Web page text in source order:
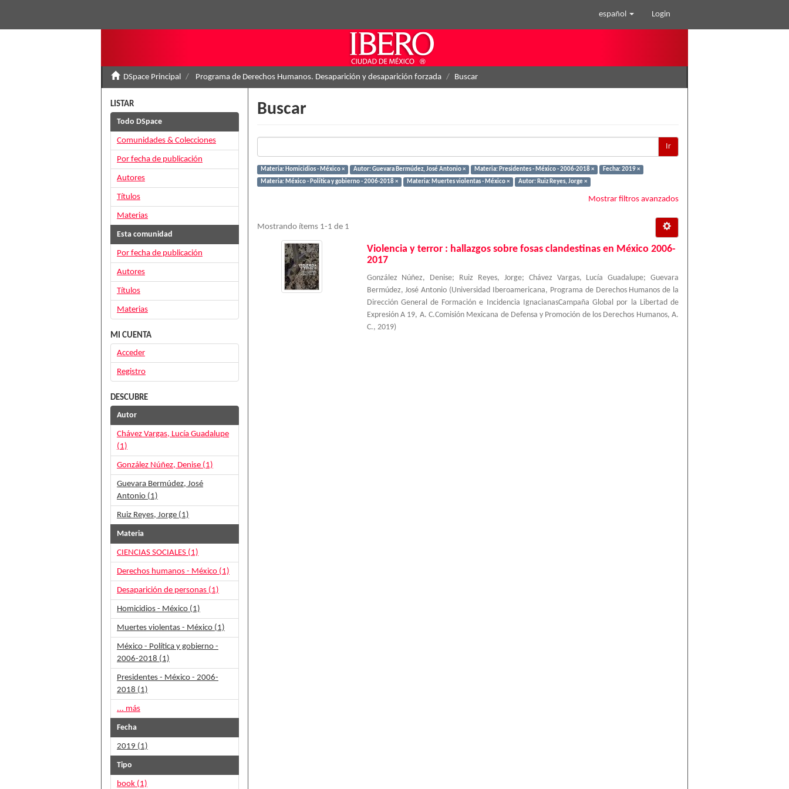
español Login
DSpace Principal Programa de Derechos Humanos. Desaparición y desaparición forzada Buscar
Buscar
Ir
Materia: Homicidios - México × Autor: Guevara Bermúdez, José Antonio × Materia: Presidentes - México - 2006-2018 ×
Fecha: 2019 ×
Materia: México - Política y gobierno - 2006-2018 ×
Materia: Muertes violentas - México × Autor: Ruiz Reyes, Jorge ×
Mostrar filtros avanzados
Mostrando ítems 1-1 de 1
Violencia y terror : hallazgos sobre fosas clandestinas en México 2006-
2017
González Núñez, Denise; Ruiz Reyes, Jorge; Chávez Vargas, Lucía Guadalupe;Guevara
Bermúdez, José Antonio (Universidad Iberoamericana, Programa de Derechos Humanos de la
Dirección General de Formación e Incidencia IgnacianasCampaña Global por la Libertad de
Expresión A 19, A. C.Comisión Mexicana de Defensa y Promoción de los Derechos Humanos, A.
C., 2019)
LISTAR
Todo DSpace
Comunidades & Colecciones
Por fecha de publicación
Autores
Títulos
Materias
Esta comunidad
Por fecha de publicación
Autores
Títulos
Materias
MI CUENTA
Acceder
Registro
DESCUBRE
Autor
Chávez Vargas, Lucía Guadalupe
(1)
González Núñez, Denise (1)
Guevara Bermúdez, José
Antonio (1)
Ruiz Reyes, Jorge (1)
Materia
CIENCIAS SOCIALES (1)
Derechos humanos - México (1)
Desaparición de personas (1)
Homicidios - México (1)
Muertes violentas - México (1)
México - Política y gobierno -
2006-2018 (1)
Presidentes - México - 2006-
2018 (1)
... más
Fecha
2019 (1)
Tipo
book (1)